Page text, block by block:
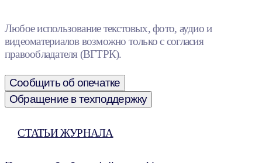
Любое использование текстовых, фото, аудио и
видеоматериалов возможно только с согласия
правообладателя (ВГТРК).
Сообщить об опечатке
Обращение в техподдержку
СТАТЬИ ЖУРНАЛА